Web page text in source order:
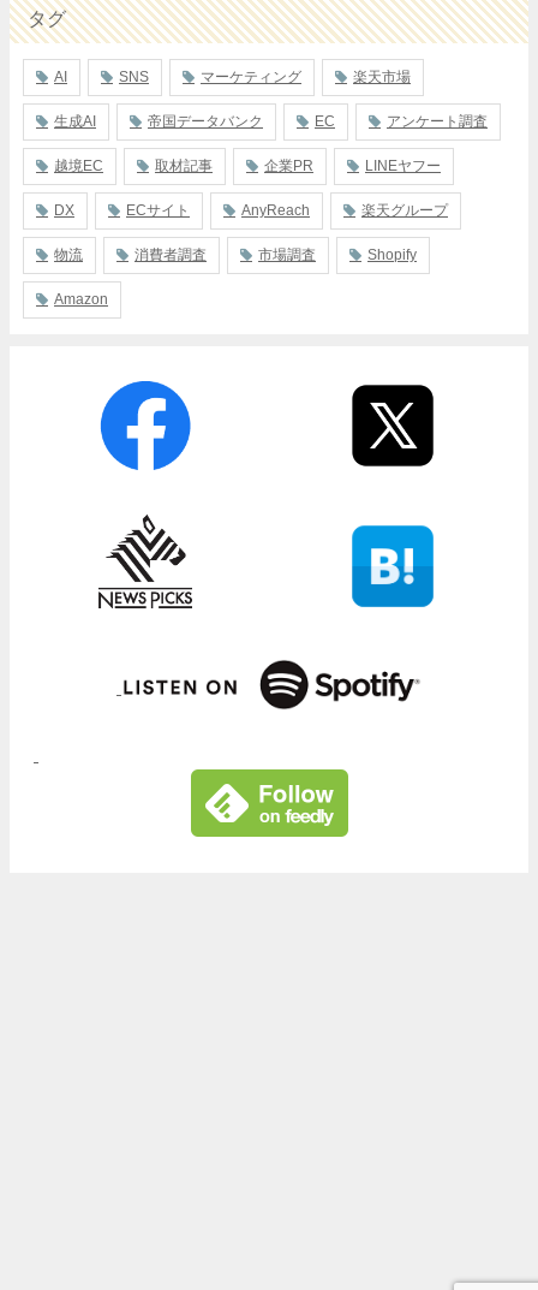
タグ
AI SNS マーケティング 楽天市場
生成AI 帝国データバンク EC アンケート調査
越境EC 取材記事 企業PR LINEヤフー
DX ECサイト AnyReach 楽天グループ
物流 消費者調査 市場調査 Shopify
Amazon